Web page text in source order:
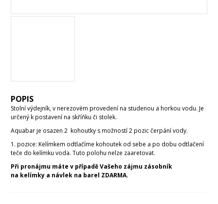
POPIS
Stolní výdejník, v nerezovém provedení na studenou a horkou vodu. Je
určený k postavení na skříňku či stolek.
Aquabar je osazen 2 kohoutky s možností 2 pozic čerpání vody.
1. pozice: Kelímkem odtlačíme kohoutek od sebe a po dobu odtlačení
teče do kelímku voda. Tuto polohu nelze zaaretovat.
Při pronájmu máte v případě Vašeho zájmu zásobník
na kelímky a návlek na barel ZDARMA.